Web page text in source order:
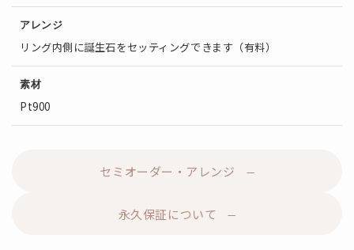
アレンジ
リング内側に誕生石をセッティングできます（有料）
素材
Pt900
セミオーダー・アレンジ
永久保証について